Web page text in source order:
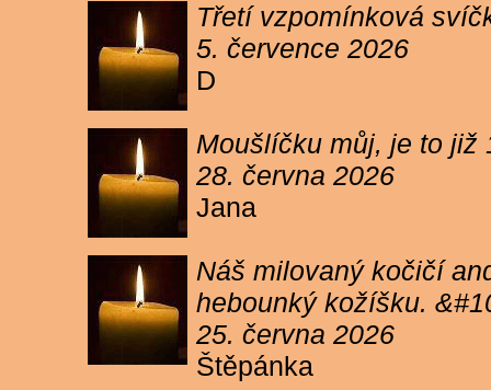
Třetí vzpomínková
5. července 2026
D
Moušlíčku můj, je to již
28. června 2026
Jana
Náš milovaný kočičí
hebounký kožíšku.
25. června 2026
Štěpánka